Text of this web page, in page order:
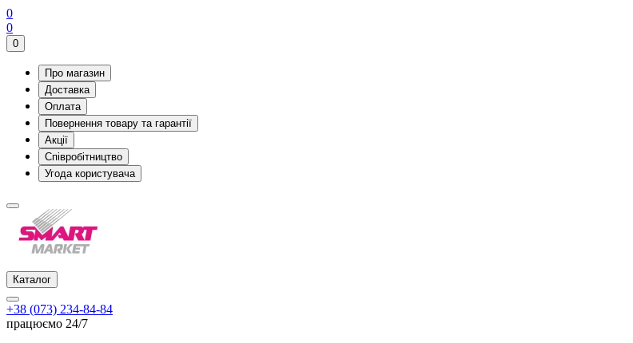
0
0
0
Про магазин
Доставка
Оплата
Повернення товару та гарантії
Акції
Співробітництво
Угода користувача
Каталог
+38 (073) 234-84-84
працюємо 24/7